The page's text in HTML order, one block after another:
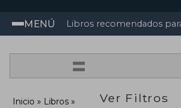
MENÚ Libros recomendados
=
Ver Filtros
Inicio
Libros